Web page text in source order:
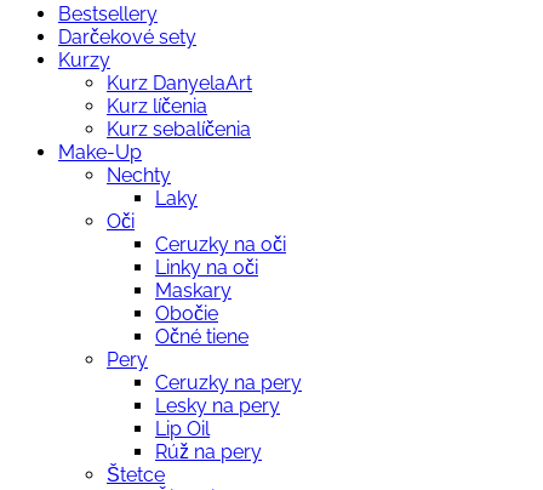
Bestsellery
Darčekové sety
Kurzy
Kurz DanyelaArt
Kurz líčenia
Kurz sebalíčenia
Make-Up
Nechty
Laky
Oči
Ceruzky na oči
Linky na oči
Maskary
Obočie
Očné tiene
Pery
Ceruzky na pery
Lesky na pery
Lip Oil
Rúž na pery
Štetce